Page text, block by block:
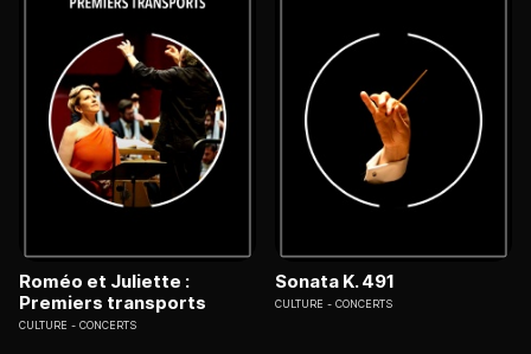
Roméo et Juliette :
Premiers transports
CULTURE CONCERTS
Sonata K. 491
CULTURE CONCERTS